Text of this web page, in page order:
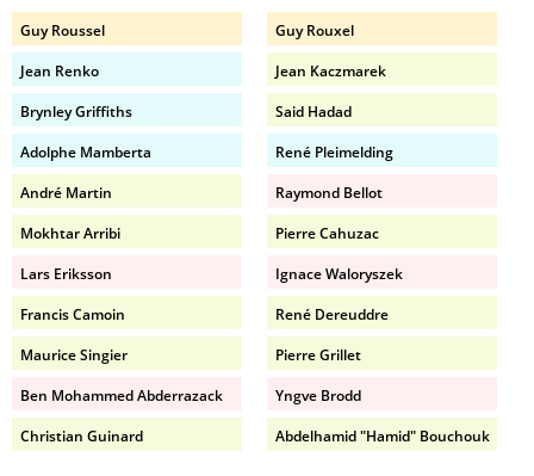
Guy Roussel
Jean Renko
Brynley Griffiths
Adolphe Mamberta
André Martin
Mokhtar Arribi
Lars Eriksson
Francis Camoin
Maurice Singier
Ben Mohammed Abderrazack
Christian Guinard
Guy Rouxel
Jean Kaczmarek
Said Hadad
René Pleimelding
Raymond Bellot
Pierre Cahuzac
Ignace Waloryszek
René Dereuddre
Pierre Grillet
Yngve Brodd
Abdelhamid "Hamid" Bouchouk